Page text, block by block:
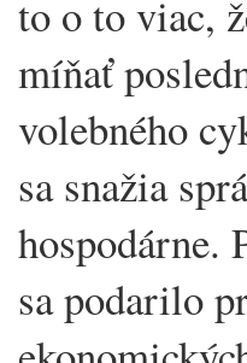
to o to viac,
míňať
volebného
sa snažia
hospodárne.
sa podarilo